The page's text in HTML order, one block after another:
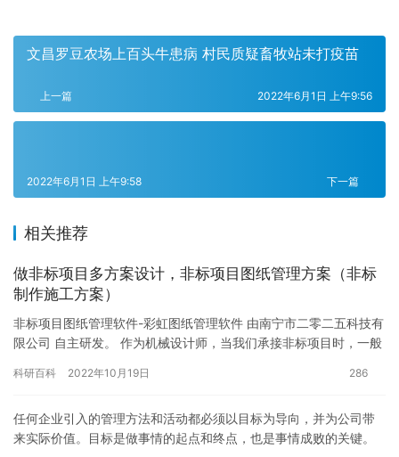
文昌罗豆农场上百头牛患病 村民质疑畜牧站未打疫苗
上一篇 2022年6月1日 上午9:56
下一篇
2022年6月1日 上午9:58
相关推荐
做非标项目多方案设计，非标项目图纸管理方案（非标
制作施工方案）
非标项目图纸管理软件-彩虹图纸管理软件 由南宁市二零二五科技有
限公司 自主研发。 作为机械设计师，当我们承接非标项目时，一般
科研百科 2022年10月19日 286
任何企业引入的管理方法和活动都必须以目标为导向，并为公司带
来实际价值。目标是做事情的起点和终点，也是事情成败的关键。